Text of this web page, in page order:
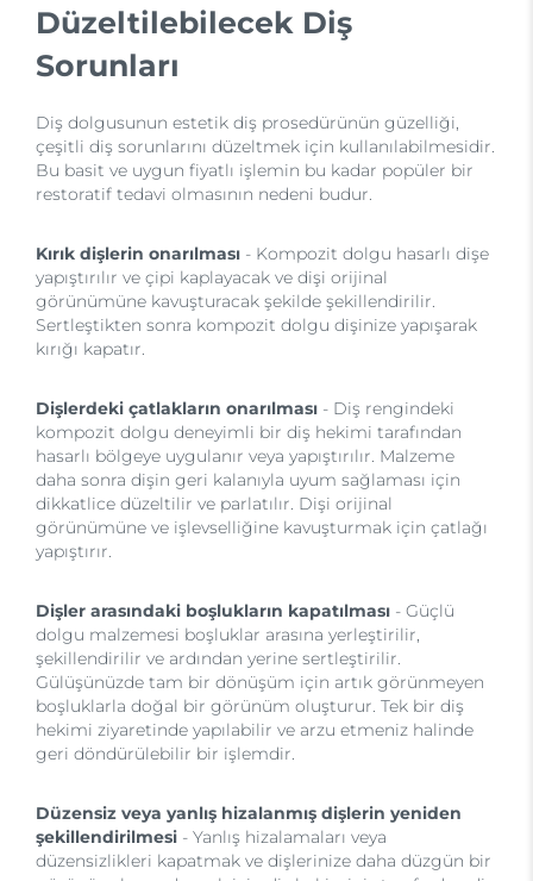
Düzeltilebilecek Diş
Sorunları
Diş dolgusunun estetik diş prosedürünün güzelliği,
çeşitli diş sorunlarını düzeltmek için kullanılabilmesidir.
Bu basit ve uygun fiyatlı işlemin bu kadar popüler bir
restoratif tedavi olmasının nedeni budur.
Kırık dişlerin onarılması - Kompozit dolgu hasarlı dişe
yapıştırılır ve çipi kaplayacak ve dişi orijinal
görünümüne kavuşturacak şekilde şekillendirilir.
Sertleştikten sonra kompozit dolgu dişinize yapışarak
kırığı kapatır.
Dişlerdeki çatlakların onarılması - Diş rengindeki
kompozit dolgu deneyimli bir diş hekimi tarafından
hasarlı bölgeye uygulanır veya yapıştırılır. Malzeme
daha sonra dişin geri kalanıyla uyum sağlaması için
dikkatlice düzeltilir ve parlatılır. Dişi orijinal
görünümüne ve işlevselliğine kavuşturmak için çatlağı
yapıştırır.
Dişler arasındaki boşlukların kapatılması - Güçlü
dolgu malzemesi boşluklar arasına yerleştirilir,
şekillendirilir ve ardından yerine sertleştirilir.
Gülüşünüzde tam bir dönüşüm için artık görünmeyen
boşluklarla doğal bir görünüm oluşturur. Tek bir diş
hekimi ziyaretinde yapılabilir ve arzu etmeniz halinde
geri döndürülebilir bir işlemdir.
Düzensiz veya yanlış hizalanmış dişlerin yeniden
şekillendirilmesi - Yanlış hizalamaları veya
düzensizlikleri kapatmak ve dişlerinize daha düzgün bir